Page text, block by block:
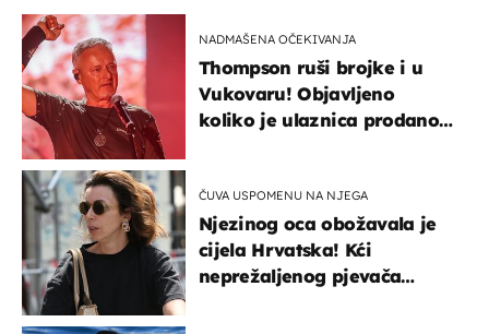
NADMAŠENA OČEKIVANJA
Thompson ruši brojke i u
Vukovaru! Objavljeno
koliko je ulaznica prodano
ČUVA USPOMENU NA NJEGA
Njezinog oca obožavala je
cijela Hrvatska! Kći
neprežaljenog pjevača